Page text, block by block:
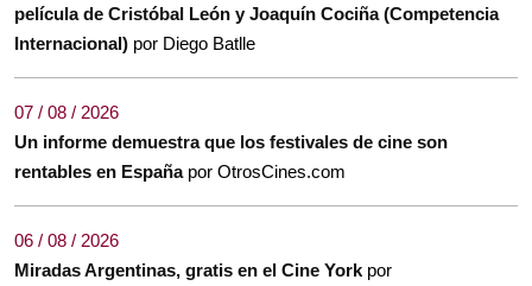
película de Cristóbal León y Joaquín Cociña (Competencia
Internacional) por Diego Batlle
07 / 08 / 2026
Un informe demuestra que los festivales de cine son
rentables en España por OtrosCines.com
06 / 08 / 2026
Miradas Argentinas, gratis en el Cine York por